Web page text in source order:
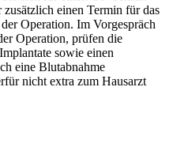
einen Termin für das
Operation. Im Vorgespräch
Operation, prüfen die
sowie einen
eine Blutabnahme
nicht extra zum Hausarzt